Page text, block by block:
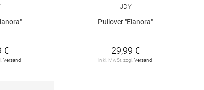
€
Versand
JDY
Pullover "Elanora"
29,99 €
inkl. MwSt. zzgl.Versand